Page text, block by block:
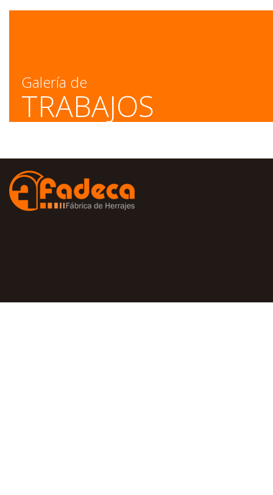
Galería de
TRABAJOS